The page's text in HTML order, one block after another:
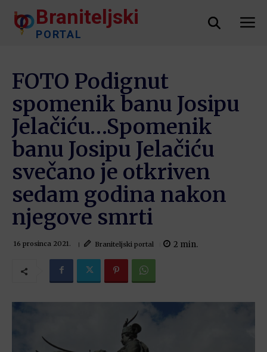
Braniteljski
PORTAL
FOTO Podignut
spomenik banu Josipu
Jelačiću…Spomenik
banu Josipu Jelačiću
svečano je otkriven
sedam godina nakon
njegove smrti
16 prosinca 2021. Braniteljski portal 2 min.